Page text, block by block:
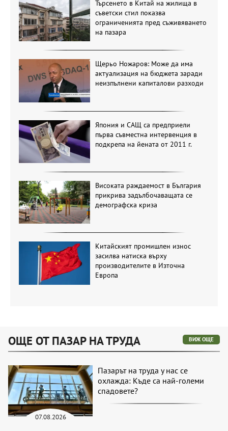
Търсенето в Китай на жилища в
съветски стил показва
ограниченията пред съживяването
на пазара
Щерьо Ножаров: Може да има
актуализация на бюджета заради
неизпълнени капиталови разходи
Япония и САЩ са предприели
първа съвместна интервенция в
подкрепа на йената от 2011 г.
Високата раждаемост в България
прикрива задълбочаващата се
демографска криза
Китайският промишлен износ
засилва натиска върху
производителите в Източна
Европа
ОЩЕ ОТ ПАЗАР НА ТРУДА ВИЖ ОЩЕ
07.08.2026
Пазарът на труда у нас се
охлажда: Къде са най-големи
спадовете?